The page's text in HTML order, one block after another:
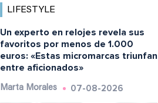
LIFESTYLE
Un experto en relojes revela sus
favoritos por menos de 1.000
euros: «Estas micromarcas triunfan
entre aficionados»
Marta Morales 07-08-2026